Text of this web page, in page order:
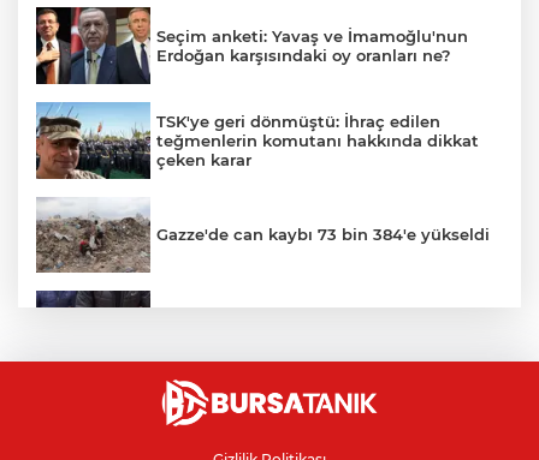
Seçim anketi: Yavaş ve İmamoğlu'nun
Erdoğan karşısındaki oy oranları ne?
TSK'ye geri dönmüştü: İhraç edilen
teğmenlerin komutanı hakkında dikkat
çeken karar
Gazze'de can kaybı 73 bin 384'e yükseldi
Bursa'da alevlere teslim olan samanlık
kül oldu